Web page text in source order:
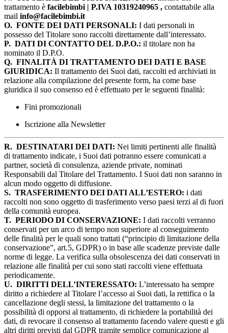
trattamento è facilebimbi | P.IVA 10319240965 , contattabile alla
mail info@facilebimbi.it
O. FONTE DEI DATI PERSONALI: I dati personali in
possesso del Titolare sono raccolti direttamente dall’interessato.
P. DATI DI CONTATTO DEL D.P.O.: il titolare non ha
nominato il D.P.O.
Q. FINALITÀ DI TRATTAMENTO DEI DATI E BASE
GIURIDICA: Il trattamento dei Suoi dati, raccolti ed archiviati in
relazione alla compilazione del presente form, ha come base
giuridica il suo consenso ed è effettuato per le seguenti finalità:
Fini promozionali
Iscrizione alla Newsletter
R. DESTINATARI DEI DATI: Nei limiti pertinenti alle finalità
di trattamento indicate, i Suoi dati potranno essere comunicati a
partner, società di consulenza, aziende private, nominati
Responsabili dal Titolare del Trattamento. I Suoi dati non saranno in
alcun modo oggetto di diffusione.
S. TRASFERIMENTO DEI DATI ALL’ESTERO: i dati
raccolti non sono oggetto di trasferimento verso paesi terzi al di fuori
della comunità europea.
T. PERIODO DI CONSERVAZIONE: I dati raccolti verranno
conservati per un arco di tempo non superiore al conseguimento
delle finalità per le quali sono trattati (“principio di limitazione della
conservazione”, art.5, GDPR) o in base alle scadenze previste dalle
norme di legge. La verifica sulla obsolescenza dei dati conservati in
relazione alle finalità per cui sono stati raccolti viene effettuata
periodicamente.
U. DIRITTI DELL’INTERESSATO: L’interessato ha sempre
diritto a richiedere al Titolare l’accesso ai Suoi dati, la rettifica o la
cancellazione degli stessi, la limitazione del trattamento o la
possibilità di opporsi al trattamento, di richiedere la portabilità dei
dati, di revocare il consenso al trattamento facendo valere questi e gli
altri diritti previsti dal GDPR tramite semplice comunicazione al